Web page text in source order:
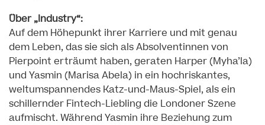
Über „Industry“:
Auf dem Höhepunkt ihrer Karriere und mit genau
dem Leben, das sie sich als Absolventinnen von
Pierpoint erträumt haben, geraten Harper (Myha’la)
und Yasmin (Marisa Abela) in ein hochriskantes,
weltumspannendes Katz-und-Maus-Spiel, als ein
schillernder Fintech-Liebling die Londoner Szene
aufmischt. Während Yasmin ihre Beziehung zum